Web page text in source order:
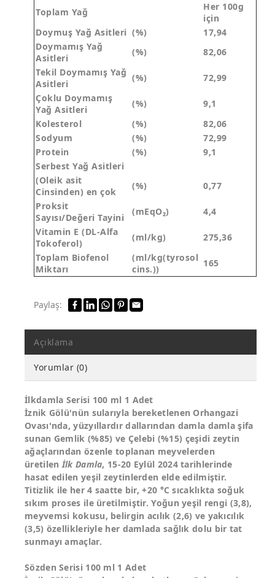
Toplam Yağ
Her 100g
için
Doymuş Yağ Asitleri (%)
17,94
Doymamış Yağ
Asitleri
(%)
82,06
Tekil Doymamış Yağ
Asitleri
(%)
72,99
Çoklu Doymamış
Yağ Asitleri
(%)
9,1
Kolesterol
(%)
82,06
Sodyum
(%)
72,99
Protein
(%)
9,1
Serbest Yağ Asitleri
(Oleik asit
Cinsinden) en çok
(%)
0,77
Proksit
Sayısı/Değeri Tayini
(mEqO₂)
4,4
Vitamin E (DL-Alfa
Tokoferol)
(ml/kg)
275,36
Toplam Biofenol
Miktarı
(ml/kg(tyrosol
cins.))
165
Paylaş:
Açıklama
Yorumlar (0)
İlkdamla Serisi 100 ml 1 Adet
İznik Gölü'nün sularıyla bereketlenen Orhangazi
Ovası'nda, yüzyıllardır dallarından damla damla şifa
sunan Gemlik (%85) ve Çelebi (%15) çeşidi zeytin
ağaçlarından özenle toplanan meyvelerden
üretilenİlk Damla, 15-20 Eylül 2024 tarihlerinde
hasat edilen yeşil zeytinlerden elde edilmiştir.
Titizlik ile her 4 saatte bir, +20 °C sıcaklıkta soğuk
sıkım proses ile üretilmiştir. Yoğun yeşil rengi (3,8),
meyvemsi kokusu, belirgin acılık (2,6) ve yakıcılık
(3,5) özellikleriyle her damlada sağlık dolu bir tat
sunmayı amaçlar.
Sözden Serisi 100 ml 1 Adet